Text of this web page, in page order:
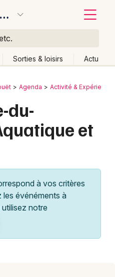
Saint-Hilaire-du-Harcouët
Sorties & loisirs Actu
Agenda Activité & Expérience
du-
et
à vos critères
événéments à
notre
Près de moi